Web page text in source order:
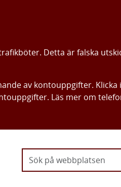
Detta är falska
av kontouppgifter. Klicka
Läs mer om